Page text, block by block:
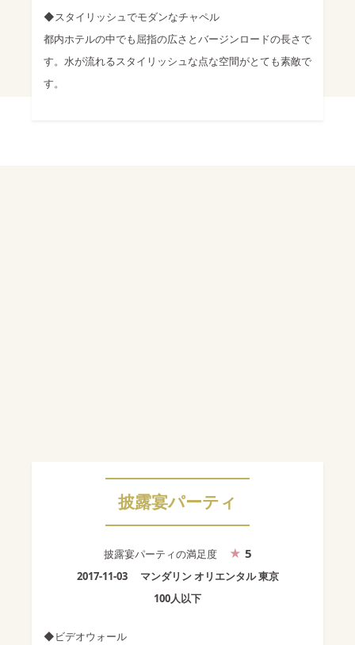
◆スタイリッシュでモダンなチャペル
都内ホテルの中でも屈指の広さとバージンロードの長さで
す。水が流れるスタイリッシュな点な空間がとても素敵で
す。
披露宴パーティ
披露宴パーティの満足度 5
2017-11-03
マンダリン オリエンタル 東京
100人以下
◆ビデオウォール